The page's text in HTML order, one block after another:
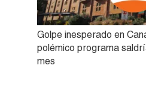
Golpe inesperado en
polémico programa
mes